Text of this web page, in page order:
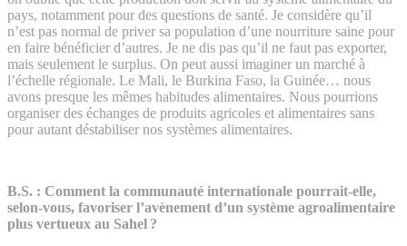
pays, notamment pour des questions de santé. Je considère qu’il
n’est pas normal de priver sa population d’une nourriture saine pour
en faire bénéficier d’autres. Je ne dis pas qu’il ne faut pas exporter,
mais seulement le surplus. On peut aussi imaginer un marché à
l’échelle régionale. Le Mali, le Burkina Faso, la Guinée… nous
avons presque les mêmes habitudes alimentaires. Nous pourrions
organiser des échanges de produits agricoles et alimentaires sans
pour autant déstabiliser nos systèmes alimentaires.
B.S. : Comment la communauté internationale pourrait-elle,
selon-vous, favoriser l’avènement d’un système agroalimentaire
plus vertueux au Sahel ?